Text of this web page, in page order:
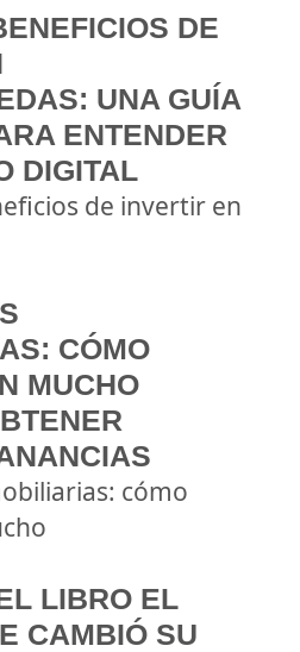
DE
UNA GUÍA
ENTENDER
DIGITAL
de invertir en
CÓMO
MUCHO
cómo
LIBRO EL
CAMBIÓ SU